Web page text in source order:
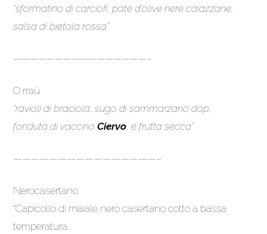
“sformatino di carciofi, patè d’olive nere caiazzane,
salsa di bietola rossa”
————————————————–
O rraù
“ravioli di braciola, sugo di sammarzano dop,
fonduta di vaccino Ciervo, e frutta secca”
————————————————–
Nerocasertano
“Capicollo di maiale nero casertano cotto a bassa
temperatura,